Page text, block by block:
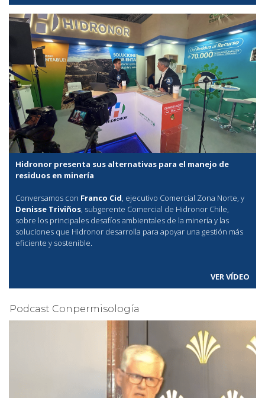
Hidronor presenta sus alternativas para el manejo de
residuos en minería
Conversamos con Franco Cid, ejecutivo Comercial Zona Norte, y
Denisse Triviños, subgerente Comercial de Hidronor Chile,
sobre los principales desafíos ambientales de la minería y las
soluciones que Hidronor desarrolla para apoyar una gestión más
eficiente y sostenible.
VER VÍDEO
Podcast Conpermisología